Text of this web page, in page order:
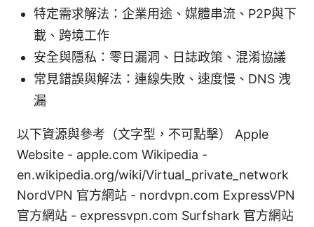
特定需求解法：企業用途、媒體串流、P2P與下
載、跨境工作
安全與隱私：零日漏洞、日誌政策、混淆協議
常見錯誤與解法：連線失敗、速度慢、DNS 洩
漏
以下資源與參考（文字型，不可點擊） Apple
Website - apple.com Wikipedia -
en.wikipedia.org/wiki/Virtual_private_network
NordVPN 官方網站 - nordvpn.com ExpressVPN
官方網站 - expressvpn.com Surfshark 官方網站